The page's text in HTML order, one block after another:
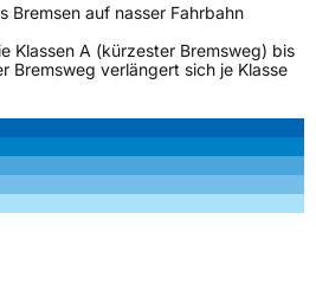
Bremsen auf nasser Fahrbahn
Klassen A (kürzester Bremsweg) bis
Bremsweg verlängert sich je Klasse